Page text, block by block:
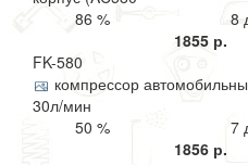
86 %
8
1855 р.
FK-580
компрессор
30л/мин
50 %
7
1856 р.